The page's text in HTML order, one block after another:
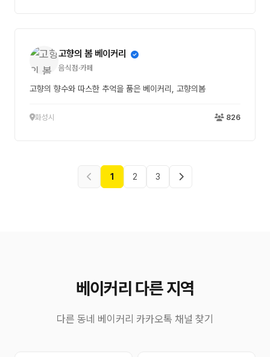
고향의 봄 베이커리
음식점·카페
고향의 향수와 따스한 추억을 품은 베이커리, 고향의봄
화성시 826
1 2 3
베이커리 다른 지역
다른 동네 베이커리 카카오톡 채널 찾기